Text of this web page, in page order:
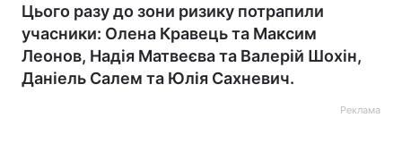
Цього разу до зони ризику потрапили
учасники: Олена Кравець та Максим
Леонов, Надія Матвеєва та Валерій Шохін,
Даніель Салем та Юлія Сахневич.
Реклама